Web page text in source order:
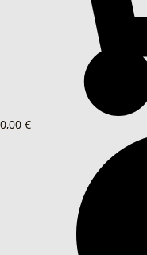
0,00 €